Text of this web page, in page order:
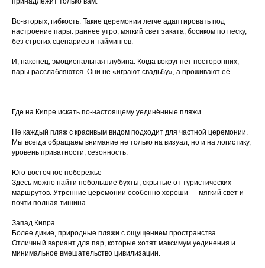
Во-вторых, гибкость. Такие церемонии легче адаптировать под
настроение пары: раннее утро, мягкий свет заката, босиком по песку,
без строгих сценариев и таймингов.
И, наконец, эмоциональная глубина. Когда вокруг нет посторонних,
пары расслабляются. Они не «играют свадьбу», а проживают её.
⸻
Где на Кипре искать по-настоящему уединённые пляжи
Не каждый пляж с красивым видом подходит для частной церемонии.
Мы всегда обращаем внимание не только на визуал, но и на логистику,
уровень приватности, сезонность.
Юго-восточное побережье
Здесь можно найти небольшие бухты, скрытые от туристических
маршрутов. Утренние церемонии особенно хороши — мягкий свет и
почти полная тишина.
Запад Кипра
Более дикие, природные пляжи с ощущением пространства.
Отличный вариант для пар, которые хотят максимум уединения и
минимальное вмешательство цивилизации.